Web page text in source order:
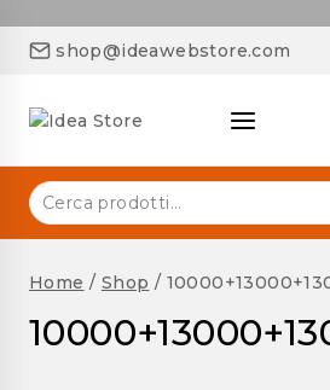
shop@ideawebstore.com
Home / Shop /